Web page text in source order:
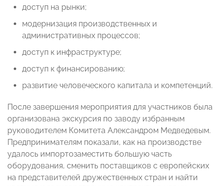
доступ на рынки;
модернизация производственных и
административных процессов;
доступ к инфраструктуре;
доступ к финансированию;
развитие человеческого капитала и компетенций.
После завершения мероприятия для участников была
организована экскурсия по заводу избранным
руководителем Комитета Александром Медведевым.
Предпринимателям показали, как на производстве
удалось импортозаместить большую часть
оборудования, сменить поставщиков с европейских
на представителей дружественных стран и найти